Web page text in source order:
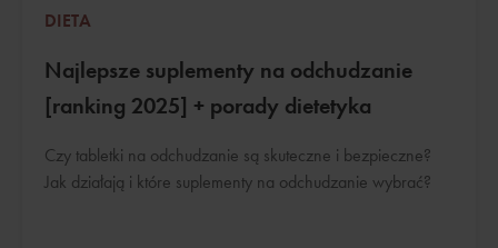
DIETA
Najlepsze suplementy na odchudzanie
[ranking 2025] + porady dietetyka
Czy tabletki na odchudzanie są skuteczne i bezpieczne?
Jak działają i które suplementy na odchudzanie wybrać?